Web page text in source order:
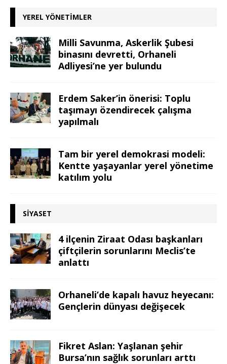
YEREL YÖNETIMLER
Milli Savunma, Askerlik Şubesi
binasını devretti, Orhaneli
Adliyesi’ne yer bulundu
Erdem Saker’in önerisi: Toplu
taşımayı özendirecek çalışma
yapılmalı
Tam bir yerel demokrasi modeli:
Kentte yaşayanlar yerel yönetime
katılım yolu
SIYASET
4 ilçenin Ziraat Odası başkanları
çiftçilerin sorunlarını Meclis’te
anlattı
Orhaneli’de kapalı havuz heyecanı:
Gençlerin dünyası değişecek
Fikret Aslan: Yaşlanan şehir
Bursa’nın sağlık sorunları arttı